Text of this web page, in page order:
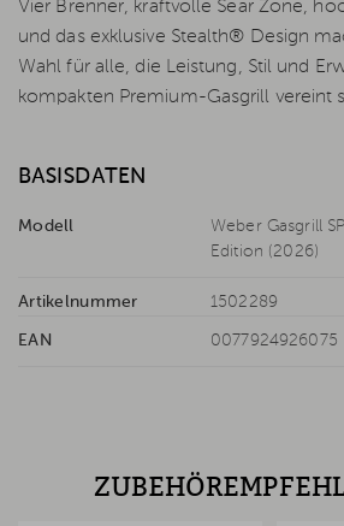
Vier Brenner, kraftvolle Sear Zone,
und das exklusive Stealth® Design
Wahl für alle, die Leistung, Stil und
kompakten Premium-Gasgrill vereint
BASISDATEN
Modell
Weber Gasgrill
Edition (2026)
Artikelnummer 1502289
EAN 0077924926075